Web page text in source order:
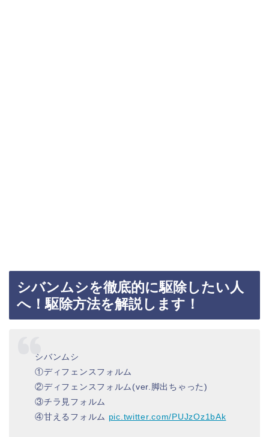
シバンムシを徹底的に駆除したい人
へ！駆除方法を解説します！
シバンムシ
①ディフェンスフォルム
②ディフェンスフォルム(ver.脚出ちゃった)
③チラ見フォルム
④甘えるフォルム pic.twitter.com/PUJzOz1bAk